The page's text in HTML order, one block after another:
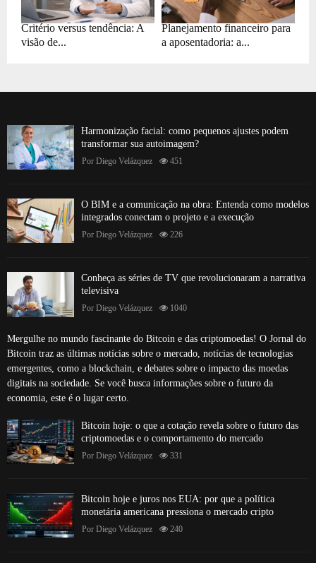
Critério versus tendência: A
visão de...
Planejamento financeiro para
a aposentadoria: a...
Harmonização facial: como pequenos ajustes podem
transformar sua autoimagem?
Por Diego Velázquez 451
O BIM e a comunicação na obra: Entenda como modelos
integrados conectam o projeto e a execução
Por Diego Velázquez 226
Conheça as séries de TV que revolucionaram a narrativa
televisiva
Por Diego Velázquez 1040
Mergulhe no mundo fascinante do Bitcoin e das criptomoedas! O Jornal do
Bitcoin traz as últimas notícias sobre o mercado, notícias de tecnologias
emergentes, como a blockchain, e debates sobre o impacto das moedas
digitais na sociedade. Se você busca informações sobre o futuro da
economia, este é o lugar certo.
Bitcoin hoje: o que a cotação revela sobre o futuro das
criptomoedas e o comportamento do mercado
Por Diego Velázquez 331
Bitcoin hoje e juros nos EUA: por que a política
monetária americana pressiona o mercado cripto
Por Diego Velázquez 240